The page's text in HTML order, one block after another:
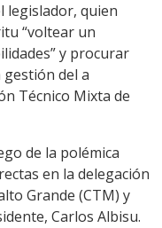
legislador, quien
“voltear un
y procurar
del a
Técnico Mixta de
de la polémica
en la delegación
Grande (CTM) y
Carlos Albisu.